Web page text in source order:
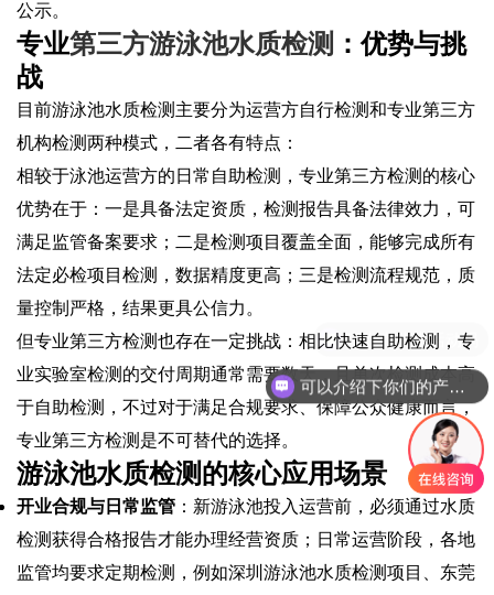
公示。
专业第三方游泳池水质检测 ：优势与挑
战
目前游泳池水质检测主要分为运营方自行检测和专业第三方
机构检测两种模式，二者各有特点：
相较于泳池运营方的日常自助检测，专业第三方检测的核心
优势在于：一是具备法定资质，检测报告具备法律效力，可
满足监管备案要求；二是检测项目覆盖全面，能够完成所有
法定必检项目检测，数据精度更高；三是检测流程规范，质
量控制严格，结果更具公信力。
但专业第三方检测也存在一定挑战：相比快速自助检测，专
业实验室检测的交付周期通常需要数天，且单次检测成本高
于自助检测，不过对于满足合规要求、保障公众健康而言，
专业第三方检测是不可替代的选择。
游泳池水质检测的核心应用场景
开业合规与日常监管 ：新游泳池投入运营前，必须通过水质
检测获得合格报告才能办理经营资质；日常运营阶段，各地
监管均要求定期检测，例如深圳游泳池水质检测项目、东莞
可以介绍下你们的产品么